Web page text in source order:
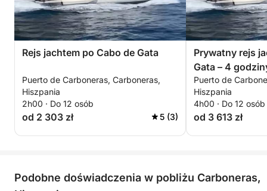
Rejs jachtem po Cabo de Gata
Puerto de Carboneras, Carboneras,
Hiszpania
2h00 · Do 12 osób
od 2 303 zł 5 (3)
Prywatny rejs
Gata – 4
Puerto de
Hiszpania
4h00 · Do 12 osób
od 3 613 zł
Podobne doświadczenia w pobliżu Carboneras,